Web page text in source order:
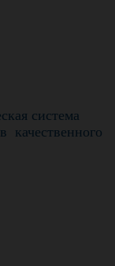
система
качественного